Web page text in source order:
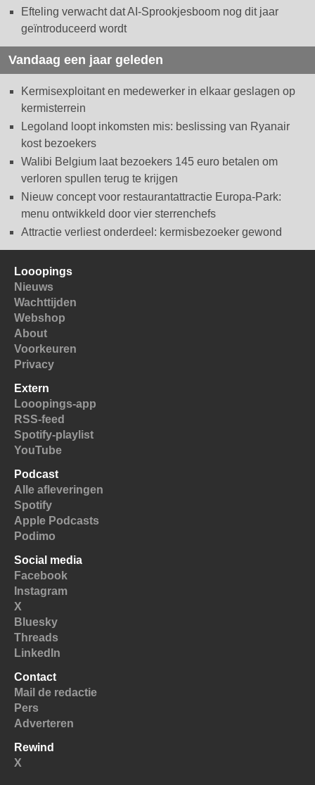
Efteling verwacht dat AI-Sprookjesboom nog dit jaar
geïntroduceerd wordt
Vandaag een jaar geleden
Kermisexploitant en medewerker in elkaar geslagen op
kermisterrein
Legoland loopt inkomsten mis: beslissing van Ryanair
kost bezoekers
Walibi Belgium laat bezoekers 145 euro betalen om
verloren spullen terug te krijgen
Nieuw concept voor restaurantattractie Europa-Park:
menu ontwikkeld door vier sterrenchefs
Attractie verliest onderdeel: kermisbezoeker gewond
Looopings
Nieuws
Wachttijden
Webshop
About
Voorkeuren
Privacy
Extern
Looopings-app
RSS-feed
Spotify-playlist
YouTube
Podcast
Alle afleveringen
Spotify
Apple Podcasts
Podimo
Social media
Facebook
Instagram
X
Bluesky
Threads
LinkedIn
Contact
Mail de redactie
Pers
Adverteren
Rewind
X